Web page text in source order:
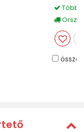
Több